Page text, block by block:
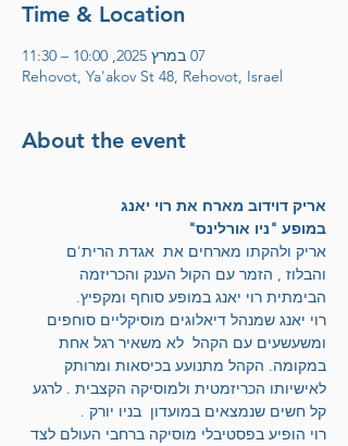
Time & Location
07 במרץ 2025, 10:00 – 11:30
Rehovot, Ya'akov St 48, Rehovot, Israel
About the event
אריק דוידוב מארח את רוי יאנג
במופע "ניו אורלינס"
אריק ולהקתו מארחים את  אגדת הרית'ם
והבלוז , הזמר עם הקול הענק והכריזמה
הבימתית רוי יאנג במופע סוחף ומקפיץ.
רוי יאנג שמנהל דיאלוגים מוסיקליים סוחפים
ומשעשעים עם הקהל  לא משאיר רגל אחת
במקומה. הקהל מתנועע בכיסאות ומרותק
לאישיותו הכריזמטית ולמוסיקה הקצבית . לרגע
קל חשים שנמצאים במועדון  בניו יורק .
רוי הופיע בפסטיבלי מוסיקה ברחבי העולם לצד